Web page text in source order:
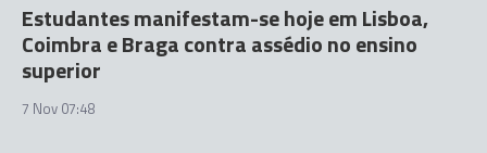
Estudantes manifestam-se hoje em Lisboa,
Coimbra e Braga contra assédio no ensino
superior
7 Nov 07:48